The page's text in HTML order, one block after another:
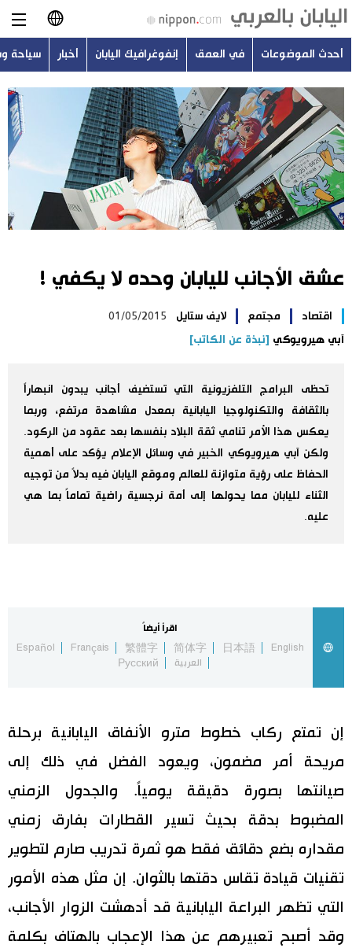
日本語
English
简体字
繁體字
Français
أحدث الموضوعات
في العمق
أخبار
مانغا وأنيمي
الأقسام
تجارب وآراء
سياسة
اقتصاد
ثقافة
لايف ستايل
طوكيو
موسوعة اليابان
المطبخ الياباني
أحدث الموضوعات في العمق إنفوغرافيك اليابان أخبار سياحة
عشق الأجانب لليابان وحده لا يكفي !
اقتصاد مجتمع لايف ستايل
01/05/2015
آبي هيرويوكي [نبذة عن الكاتب]
تحظى البرامج التلفزيونية التي تستضيف أجانب يبدون انبهاراً
بالثقافة والتكنولوجيا اليابانية بمعدل مشاهدة مرتفع، وربما
يعكس هذا الأمر تنامي ثقة البلاد بنفسها بعد عقود من الركود.
ولكن آبي هيرويوكي الخبير في وسائل الإعلام يؤكد على أهمية
الحفاظ على رؤية متوازنة للعالم وموقع اليابان فيه بدلاً من توجيه
الثناء لليابان مما يحولها إلى أمة نرجسية راضية تماماً بما هي
عليه.
اقرأ أيضاً
English
日本語
简体字
繁體字
Français
Español
العربية
Русский
إن تمتع ركاب خطوط مترو الأنفاق اليابانية برحلة
مريحة أمر مضمون، ويعود الفضل في ذلك إلى
صيانتها بصورة دقيقة يومياً. والجدول الزمني
المضبوط بدقة بحيث تسير القطارات بفارق زمني
مقداره بضع دقائق فقط هو ثمرة تدريب صارم لتطوير
تقنيات قيادة تقاس دقتها بالثوان. إن مثل هذه الأمور
التي تظهر البراعة اليابانية قد أدهشت الزوار الأجانب،
وقد أصبح تعبيرهم عن هذا الإعجاب بالهتاف بكلمة